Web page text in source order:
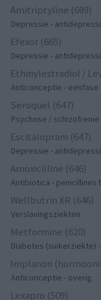
Amitriptyline (699)
Depressie -
Efexor (665)
Depressie -
Ethinylestradiol /
Anticonceptie - eenfase
Seroquel (647)
Psychose /
Escitalopram (647)
Depressie -
Amoxicilline (646)
Antibiotica - penicillines
Wellbutrin XR (646)
Verslavingsziekten
Metformine (620)
Diabetes (suikerziekte)
Implanon
Anticonceptie - overig
Lexapro (509)